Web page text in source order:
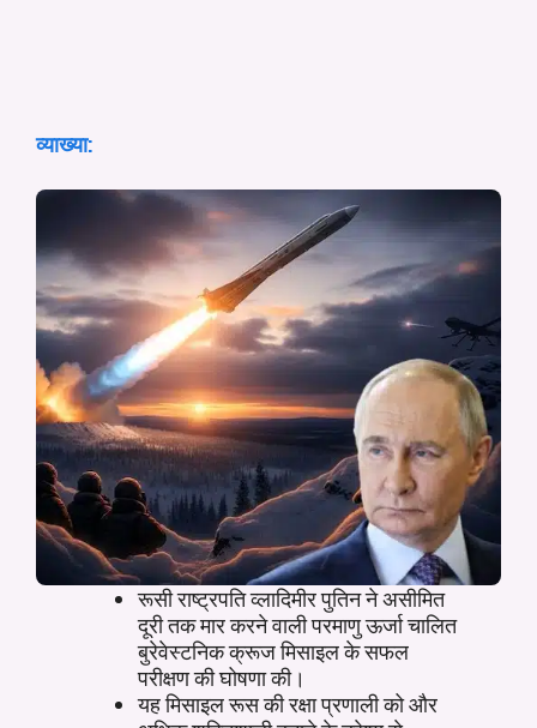
व्याख्या:
रूसी राष्ट्रपति व्लादिमीर पुतिन ने असीमित
दूरी तक मार करने वाली परमाणु ऊर्जा चालित
बुरेवेस्टनिक क्रूज मिसाइल के सफल
परीक्षण की घोषणा की।
यह मिसाइल रूस की रक्षा प्रणाली को और